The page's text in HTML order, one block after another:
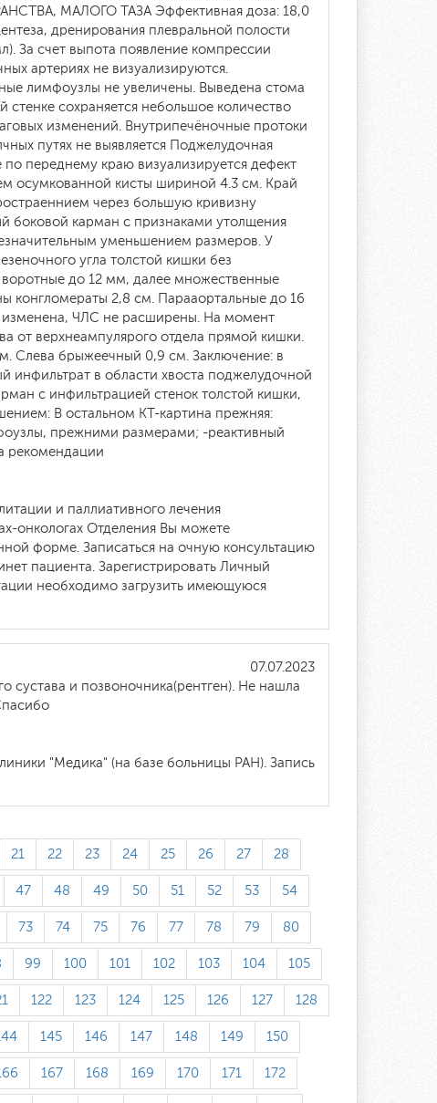
МАЛОГО ТАЗА Эффективная доза: 18,0
дренирования плевральной полости
За счет выпота появление компрессии
артериях не визуализируются.
лимфоузлы не увеличены. Выведена стома
сохраняется небольшое количество
изменений. Внутрипечёночные протоки
путях не выявляется Поджелудочная
переднему краю визуализируется дефект
осумкованной кисты шириной 4.3 см. Край
через большую кривизну
боковой карман с признаками утолщения
уменьшением размеров. У
угла толстой кишки без
до 12 мм, далее множественные
конгломераты 2,8 см. Парааортальные до 16
ЧЛС не расширены. На момент
от верхнеампулярого отдела прямой кишки.
Слева брыжеечный 0,9 см. Заключение: в
инфильтрат в области хвоста поджелудочной
с инфильтрацией стенок толстой кишки,
В остальном КТ-картина прежняя:
прежними размерами; -реактивный
рекомендации
и паллиативного лечения
онкологах Отделения Вы можете
форме. Записаться на очную консультацию
пациента. Зарегистрировать Личный
необходимо загрузить имеющуюся
07.07.2023
сустава и позвоночника(рентген). Не нашла
"Медика" (на базе больницы РАН). Запись
21 22 23 24 25 26 27 28
47 48 49 50 51 52 53 54
73 74 75 76 77 78 79 80
99 100 101 102 103 104 105
122 123 124 125 126 127 128
145 146 147 148 149 150
167 168 169 170 171 172